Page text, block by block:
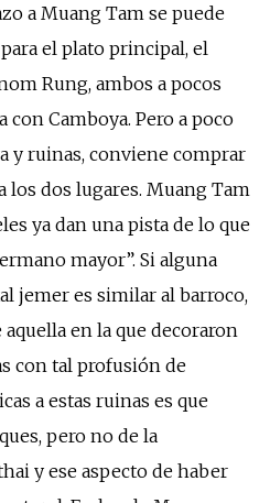
a Muang Tam se puede
el plato principal, el
Rung, ambos a pocos
Camboya. Pero a poco
y ruinas, conviene comprar
dos lugares. Muang Tam
ya dan una pista de lo que
mayor”. Si alguna
jemer es similar al barroco,
en la que decoraron
con tal profusión de
a estas ruinas es que
pero no de la
y ese aspecto de haber